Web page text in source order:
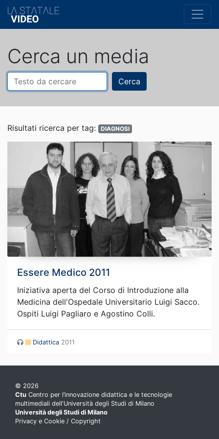
Cerca un media
Cerca
Risultati ricerca per tag: DIAGNOSI
Essere Medico 2011
Iniziativa aperta del Corso di Introduzione alla
Medicina dell'Ospedale Universitario Luigi Sacco.
Ospiti Luigi Pagliaro e Agostino Colli.
Didattica 2011
© 2026
Ctu Centro per l’innovazione didattica e le tecnologie
multimediali dell'Università degli Studi di Milano
Università degli Studi di Milano
Privacy e Cookie / Copyright